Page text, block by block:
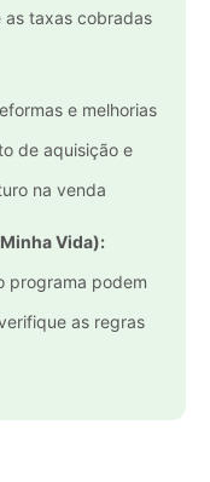
as taxas cobradas
e melhorias
de aquisição e
na venda
Vida):
programa podem
as regras